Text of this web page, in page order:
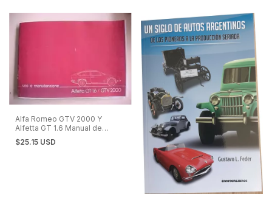
Alfa Romeo GTV 2000 Y
Alfetta GT 1.6 Manual de
Usuario
$25.15 USD